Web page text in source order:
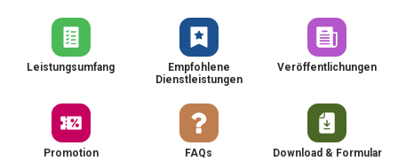
Leistungsumfang
Empfohlene
Dienstleistungen
Veröffentlichungen
Promotion FAQs Download & Formular